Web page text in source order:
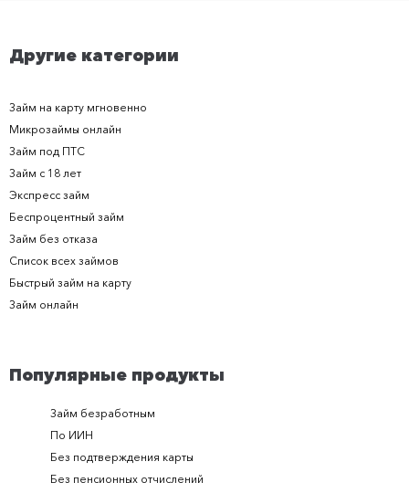
Другие категории
Займ на карту мгновенно
Микрозаймы онлайн
Займ под ПТС
Займ с 18 лет
Экспресс займ
Беспроцентный займ
Займ без отказа
Список всех займов
Быстрый займ на карту
Займ онлайн
Популярные продукты
Займ безработным
По ИИН
Без подтверждения карты
Без пенсионных отчислений